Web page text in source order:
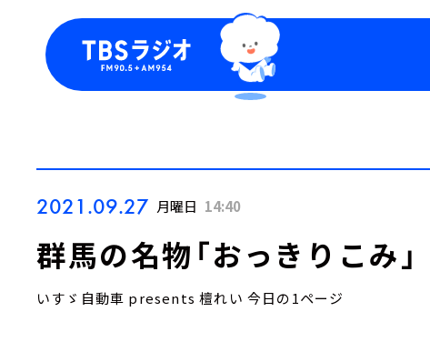
Podcast
2021.09.27 月曜日 14:40
群馬の名物「おっきりこみ」
いすゞ自動車 presents 檀れい 今日の1ページ